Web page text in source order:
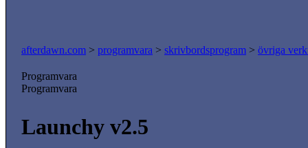
afterdawn.com > programvara > skrivbordsprogram > övriga
Programvara
Programvara
Launchy v2.5